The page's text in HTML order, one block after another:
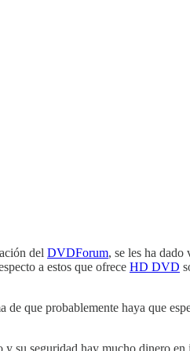
del DVDForum, se les ha
a estos que ofrece HD DVD
de que probablemente haya que
su seguridad hay mucho dinero en